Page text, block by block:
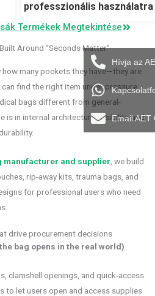
professzionális használatra
Termékek Megtekintése
Around “Seconds Matter”
many pockets they have—they are
find the right item under pressure.
bags different from general-
is in internal architecture, visibility, and
manufacturer and supplier , we build
rip-away kits, trauma bags, and
for professional users who need
drive procurement decisions
bag opens in the real world)
clamshell openings, and quick-access
to let users open and access supplies
Hívja az
Email AET